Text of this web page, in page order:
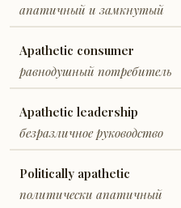
апатичный и замкнутый
Apathetic consumer
равнодушный потребитель
Apathetic leadership
безразличное руководство
Politically apathetic
политически апатичный